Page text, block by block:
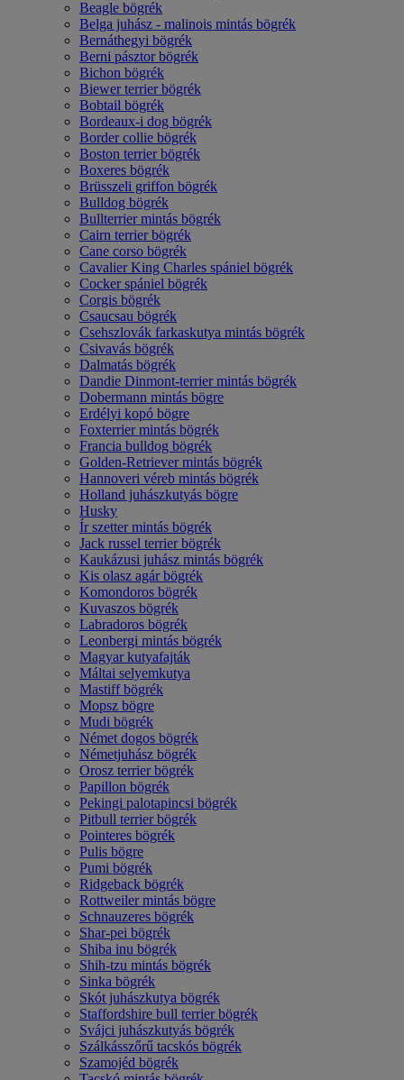
Beagle bögrék
Belga juhász - malinois mintás bögrék
Bernáthegyi bögrék
Berni pásztor bögrék
Bichon bögrék
Biewer terrier bögrék
Bobtail bögrék
Bordeaux-i dog bögrék
Border collie bögrék
Boston terrier bögrék
Boxeres bögrék
Brüsszeli griffon bögrék
Bulldog bögrék
Bullterrier mintás bögrék
Cairn terrier bögrék
Cane corso bögrék
Cavalier King Charles spániel bögrék
Cocker spániel bögrék
Corgis bögrék
Csaucsau bögrék
Csehszlovák farkaskutya mintás bögrék
Csivavás bögrék
Dalmatás bögrék
Dandie Dinmont-terrier mintás bögrék
Dobermann mintás bögre
Erdélyi kopó bögre
Foxterrier mintás bögrék
Francia bulldog bögrék
Golden-Retriever mintás bögrék
Hannoveri véreb mintás bögrék
Holland juhászkutyás bögre
Husky
Ír szetter mintás bögrék
Jack russel terrier bögrék
Kaukázusi juhász mintás bögrék
Kis olasz agár bögrék
Komondoros bögrék
Kuvaszos bögrék
Labradoros bögrék
Leonbergi mintás bögrék
Magyar kutyafajták
Máltai selyemkutya
Mastiff bögrék
Mopsz bögre
Mudi bögrék
Német dogos bögrék
Németjuhász bögrék
Orosz terrier bögrék
Papillon bögrék
Pekingi palotapincsi bögrék
Pitbull terrier bögrék
Pointeres bögrék
Pulis bögre
Pumi bögrék
Ridgeback bögrék
Rottweiler mintás bögre
Schnauzeres bögrék
Shar-pei bögrék
Shiba inu bögrék
Shih-tzu mintás bögrék
Sinka bögrék
Skót juhászkutya bögrék
Staffordshire bull terrier bögrék
Svájci juhászkutyás bögrék
Szálkásszőrű tacskós bögrék
Szamojéd bögrék